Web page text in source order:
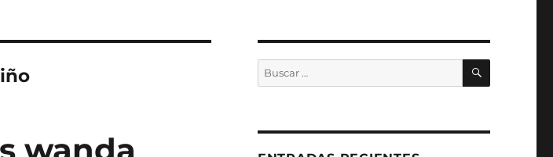
Buscar
por:
BUSCAR